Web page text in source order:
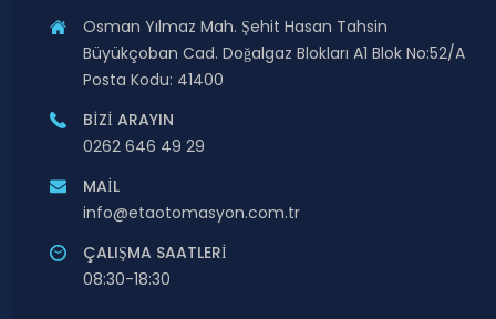
Osman Yılmaz Mah. Şehit Hasan Tahsin
Büyükçoban Cad. Doğalgaz Blokları A1 Blok No:52/A
Posta Kodu: 41400
BIZI ARAYIN
0262 646 49 29
MAIL
info@etaotomasyon.com.tr
ÇALIŞMA SAATLERI
08:30-18:30